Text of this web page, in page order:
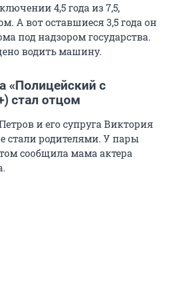
4,5 года из 7,5,
А вот оставшиеся 3,5 года он
под надзором государства.
водить машину.
«Полицейский с
стал отцом
и его супруга Виктория
стали родителями. У пары
сообщила мама актера